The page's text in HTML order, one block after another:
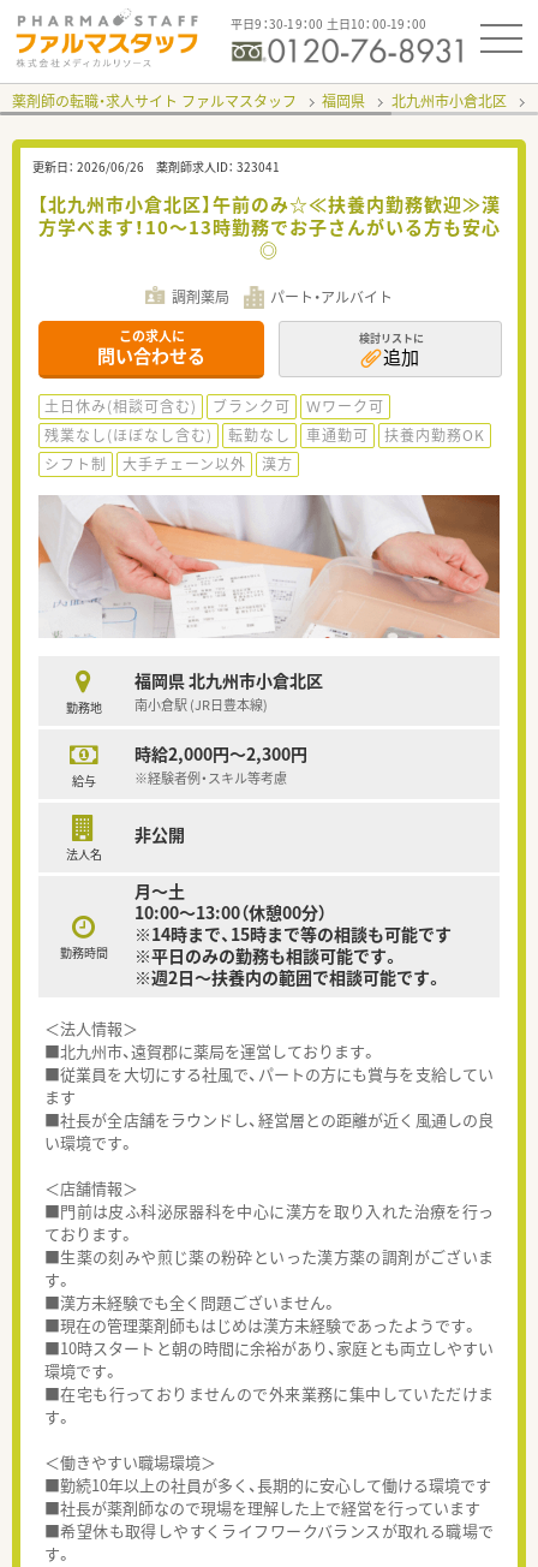
平日9：30-19：00 土日10：00-19：00
薬剤師の転職・求人サイト ファルマスタッフ 福岡県 北九州市小倉北区
更新日： 2026/06/26 薬剤師求人ID： 323041
【北九州市小倉北区】午前のみ☆≪扶養内勤務歓迎≫漢
方学べます！10～13時勤務でお子さんがいる方も安心
◎
調剤薬局 パート・アルバイト
この求人に
問い合わせる
検討リストに
追加
土日休み(相談可含む) ブランク可
Ｗワーク可
残業なし(ほぼなし含む)
転勤なし 車通勤可
扶養内勤務OK
シフト制
大手チェーン以外 漢方
勤務地
福岡県 北九州市小倉北区
南小倉駅 (JR日豊本線)
給与
時給2,000円～2,300円
※経験者例・スキル等考慮
法人名
非公開
勤務時間
月～土
10:00～13:00（休憩00分）
※14時まで、15時まで等の相談も可能です
※平日のみの勤務も相談可能です。
※週2日～扶養内の範囲で相談可能です。
＜法人情報＞
■北九州市、遠賀郡に薬局を運営しております。
■従業員を大切にする社風で、パートの方にも賞与を支給してい
ます
■社長が全店舗をラウンドし、経営層との距離が近く風通しの良
い環境です。
＜店舗情報＞
■門前は皮ふ科泌尿器科を中心に漢方を取り入れた治療を行っ
ております。
■生薬の刻みや煎じ薬の粉砕といった漢方薬の調剤がございま
す。
■漢方未経験でも全く問題ございません。
■現在の管理薬剤師もはじめは漢方未経験であったようです。
■10時スタートと朝の時間に余裕があり、家庭とも両立しやすい
環境です。
■在宅も行っておりませんので外来業務に集中していただけま
す。
＜働きやすい職場環境＞
■勤続10年以上の社員が多く、長期的に安心して働ける環境です
■社長が薬剤師なので現場を理解した上で経営を行っています
■希望休も取得しやすくライフワークバランスが取れる職場で
す。